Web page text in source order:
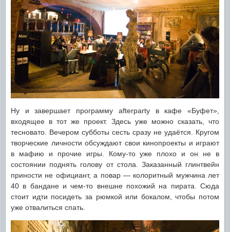
Ну и завершает программу afterparty в кафе «Буфет»,
входящее в тот же проект. Здесь уже можно сказать, что
тесновато. Вечером субботы сесть сразу не удаётся. Кругом
творческие личности обсуждают свои кинопроекты и играют
в мафию и прочие игры. Кому-то уже плохо и он не в
состоянии поднять голову от стола. Заказанный глинтвейн
приности не официант, а повар — колоритный мужчина лет
40 в бандане и чем-то внешне похожий на пирата. Сюда
стоит идти посидеть за рюмкой или бокалом, чтобы потом
уже отвалиться спать.